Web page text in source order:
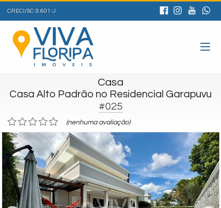
CRECI/SC 9.601-J
Casa
Casa Alto Padrão no Residencial Garapuvu
#025
(nenhuma avaliação)